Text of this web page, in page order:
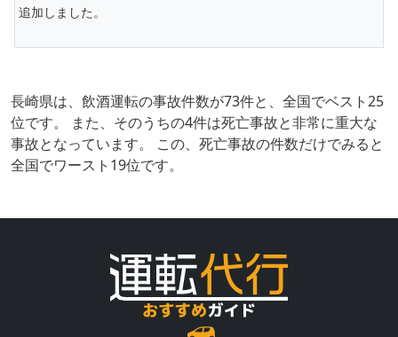
追加しました。
長崎県は、飲酒運転の事故件数が73件と、全国でベスト25
位です。 また、そのうちの4件は死亡事故と非常に重大な
事故となっています。 この、死亡事故の件数だけでみると
全国でワースト19位です。